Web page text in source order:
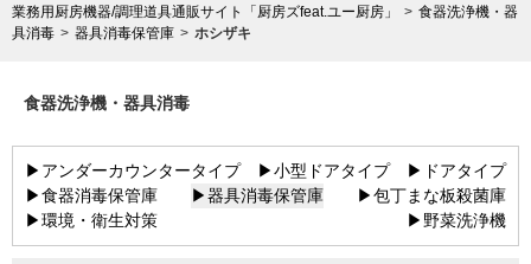
業務用厨房機器/調理道具通販サイト「厨房ズfeat.ユー厨房」
食器洗浄機・器
具消毒
器具消毒保管庫 ホシザキ
食器洗浄機・器具消毒
▶アンダーカウンタータイプ ▶小型ドアタイプ
▶ドアタイプ
▶食器消毒保管庫
▶器具消毒保管庫
▶包丁まな板殺菌庫
▶環境・衛生対策
▶野菜洗浄機